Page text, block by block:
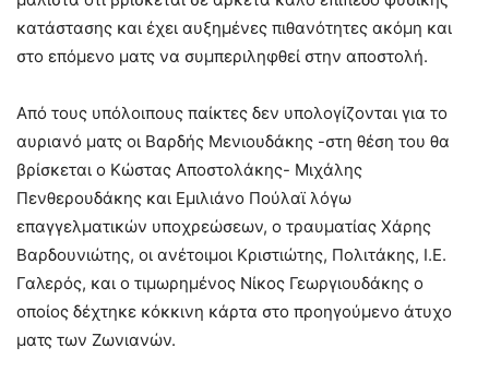
κατάστασης και έχει αυξημένες πιθανότητες ακόμη και
στο επόμενο ματς να συμπεριληφθεί στην αποστολή.
Από τους υπόλοιπους παίκτες δεν υπολογίζονται για το
αυριανό ματς οι Βαρδής Μενιουδάκης -στη θέση του θα
βρίσκεται ο Κώστας Αποστολάκης- Μιχάλης
Πενθερουδάκης και Εμιλιάνο Πούλαϊ λόγω
επαγγελματικών υποχρεώσεων, ο τραυματίας Χάρης
Βαρδουνιώτης, οι ανέτοιμοι Κριστιώτης, Πολιτάκης, Ι.Ε.
Γαλερός, και ο τιμωρημένος Νίκος Γεωργιουδάκης ο
οποίος δέχτηκε κόκκινη κάρτα στο προηγούμενο άτυχο
ματς των Ζωνιανών.